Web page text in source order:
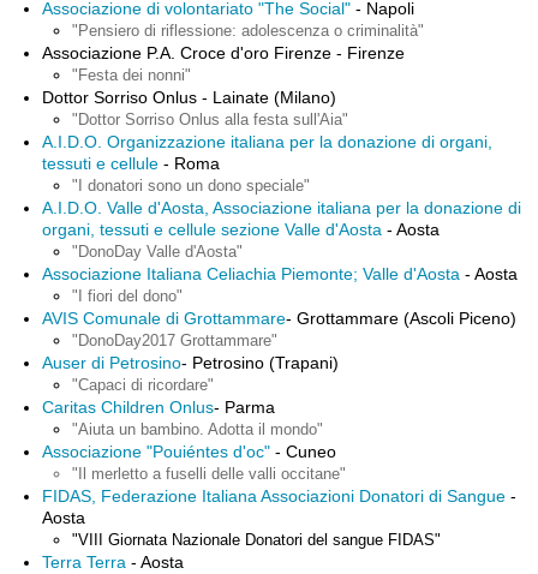
Associazione di volontariato "The Social" - Napoli
"Pensiero di riflessione: adolescenza o criminalità"
Associazione P.A. Croce d'oro Firenze - Firenze
"Festa dei nonni"
Dottor Sorriso Onlus - Lainate (Milano)
"Dottor Sorriso Onlus alla festa sull'Aia"
A.I.D.O. Organizzazione italiana per la donazione di organi,
tessuti e cellule - Roma
"I donatori sono un dono speciale"
A.I.D.O. Valle d'Aosta, Associazione italiana per la donazione di
organi, tessuti e cellule sezione Valle d'Aosta - Aosta
"DonoDay Valle d'Aosta"
Associazione Italiana Celiachia Piemonte; Valle d'Aosta - Aosta
" I fiori del dono"
AVIS Comunale di Grottammare- Grottammare (Ascoli Piceno)
"DonoDay2017 Grottammare"
Auser di Petrosino- Petrosino (Trapani)
"Capaci di ricordare"
Caritas Children Onlus- Parma
"Aiuta un bambino. Adotta il mondo"
Associazione "Pouiéntes d'oc" - Cuneo
"Il merletto a fuselli delle valli occitane"
FIDAS, Federazione Italiana Associazioni Donatori di Sangue -
Aosta
"VIII Giornata Nazionale Donatori del sangue FIDAS"
Terra Terra - Aosta